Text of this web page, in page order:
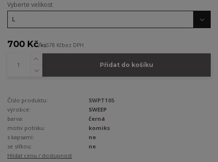
Vyberte velikost
700 Kč/ks578 Kčbez DPH
Přidat do košíku
Číslo produktu:
SWPT105
výrobce:
SWEEP
barva:
černá
motiv potisku:
komiks
s kapsami:
ne
se síťkou:
ne
Hlídat cenu / dostupnost